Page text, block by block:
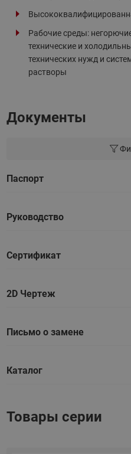
Рабочие среды:
технические и
технических нужд и
растворы
Документы
Паспорт
Руководство
Сертификат
2D Чертеж
Письмо о замене
Каталог
Товары серии